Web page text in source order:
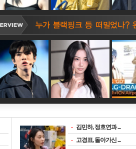
- 김민하, 정호연과 ...
- 고경표, 돌아가신 ...